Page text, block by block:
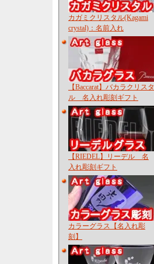
カガミクリスタル(Kagami
crystal)：名前入れ
【Baccarat】バカラクリスタ
ル 名入れ彫刻ギフト
【RIEDEL】リーデル 名
入れ彫刻ギフト
カラーグラス【名入れ彫
刻】